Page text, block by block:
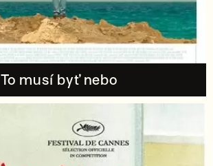
To musí byť nebo